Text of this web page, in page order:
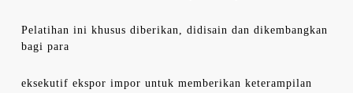
Pelatihan ini khusus diberikan, didisain dan dikembangkan
bagi para
eksekutif ekspor impor untuk memberikan keterampilan